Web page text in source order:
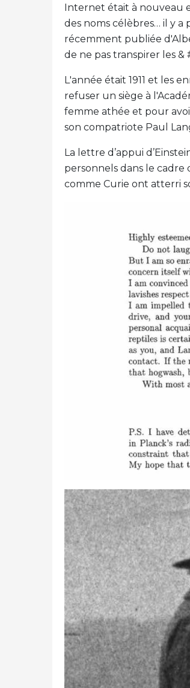
Internet était à nouveau
des noms célèbres… il y
récemment publiée
de ne pas transpirer les &
L'année était 1911 et les
refuser un siège à
femme athée et pour
son compatriote Paul
La lettre d’appui
personnels dans le cadre
comme Curie ont atterri